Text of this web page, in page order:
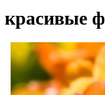
красивые